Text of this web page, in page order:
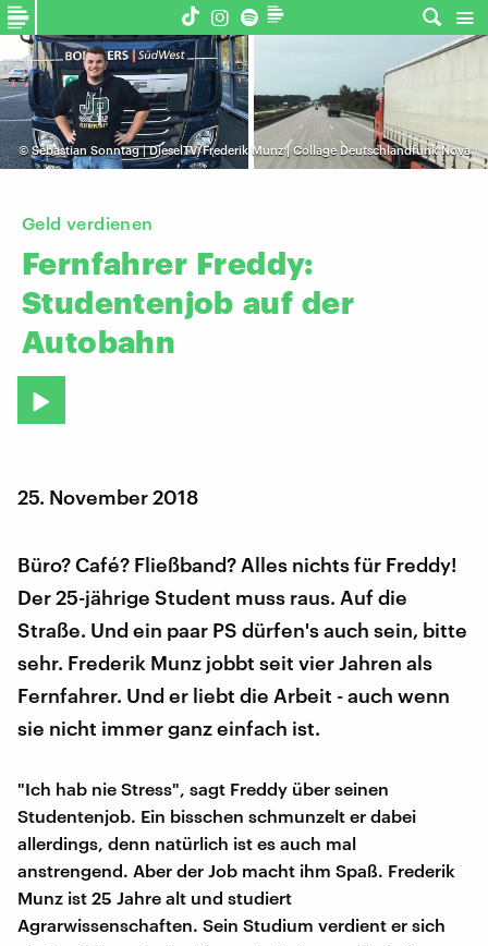
©Sebastian Sonntag | DieselTV/Frederik Munz | Collage Deutschlandfunk Nova
Geld verdienen
Fernfahrer Freddy:
Studentenjob auf der
Autobahn
25. November 2018
Büro? Café? Fließband? Alles nichts für Freddy!
Der 25-jährige Student muss raus. Auf die
Straße. Und ein paar PS dürfen's auch sein, bitte
sehr. Frederik Munz jobbt seit vier Jahren als
Fernfahrer. Und er liebt die Arbeit - auch wenn
sie nicht immer ganz einfach ist.
"Ich hab nie Stress", sagt Freddy über seinen
Studentenjob. Ein bisschen schmunzelt er dabei
allerdings, denn natürlich ist es auch mal
anstrengend. Aber der Job macht ihm Spaß. Frederik
Munz ist 25 Jahre alt und studiert
Agrarwissenschaften. Sein Studium verdient er sich